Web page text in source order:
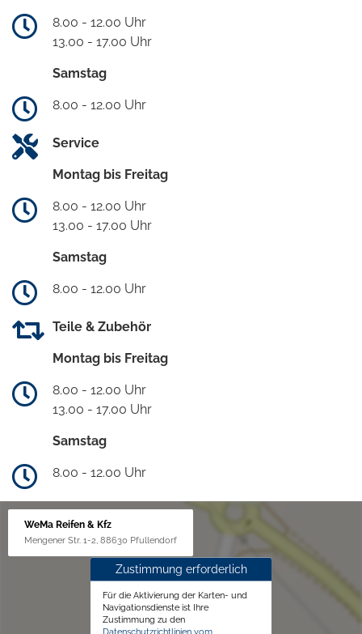
8.00 - 12.00 Uhr
13.00 - 17.00 Uhr
Samstag
8.00 - 12.00 Uhr
Service
Montag bis Freitag
8.00 - 12.00 Uhr
13.00 - 17.00 Uhr
Samstag
8.00 - 12.00 Uhr
Teile & Zubehör
Montag bis Freitag
8.00 - 12.00 Uhr
13.00 - 17.00 Uhr
Samstag
8.00 - 12.00 Uhr
WeMa Reifen & Kfz
Mengener Str. 1-2, 88630 Pfullendorf
Zustimmung erforderlich
Für die Aktivierung der Karten- und
Navigationsdienste ist Ihre
Zustimmung zu den
Datenschutzrichtlinien vom